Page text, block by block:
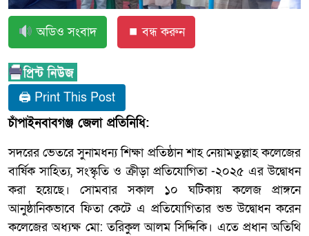
অডিও সংবাদ ⏹ বন্ধ করুন
🖨 Print This Post
চাঁপাইনবাবগঞ্জ জেলা প্রতিনিধি:
সদরের ভেতরে সুনামধন্য শিক্ষা প্রতিষ্ঠান শাহ নেয়ামতুল্লাহ কলেজের
বার্ষিক সাহিত্য, সংস্কৃতি ও ক্রীড়া প্রতিযোগিতা -২০২৫ এর উদ্বোধন
করা হয়েছে। সোমবার সকাল ১০ ঘটিকায় কলেজ প্রাঙ্গনে
আনুষ্ঠানিকভাবে ফিতা কেটে এ প্রতিযোগিতার শুভ উদ্বোধন করেন
কলেজের অধ্যক্ষ মো: তরিকুল আলম সিদ্দিকি। এতে প্রধান অতিথি